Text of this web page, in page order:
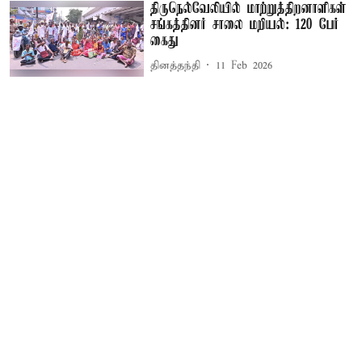
திருநெல்வேலியில் மாற்றுத்திறனாளிகள்
சங்கத்தினர் சாலை மறியல்: 120 பேர்
கைது
தினத்தந்தி 11 Feb 2026